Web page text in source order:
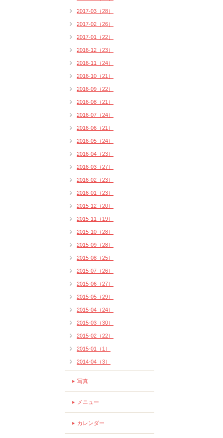
2017-03（28）
2017-02（26）
2017-01（22）
2016-12（23）
2016-11（24）
2016-10（21）
2016-09（22）
2016-08（21）
2016-07（24）
2016-06（21）
2016-05（24）
2016-04（23）
2016-03（27）
2016-02（23）
2016-01（23）
2015-12（20）
2015-11（19）
2015-10（28）
2015-09（28）
2015-08（25）
2015-07（26）
2015-06（27）
2015-05（29）
2015-04（24）
2015-03（30）
2015-02（22）
2015-01（1）
2014-04（3）
写真
メニュー
カレンダー